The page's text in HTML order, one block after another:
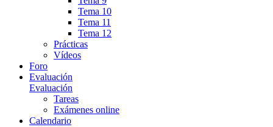
Tema 10
Tema 11
Tema 12
Prácticas
Vídeos
Foro
Evaluación
Evaluación
Tareas
Exámenes online
Calendario